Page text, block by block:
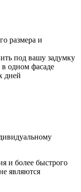
размера и
под вашу задумку
одном фасаде
дней
и более быстрого
являются